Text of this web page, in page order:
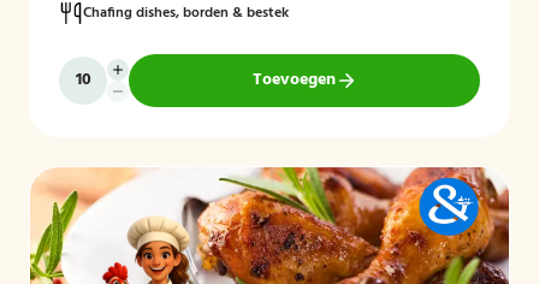
Chafing dishes, borden & bestek
Toevoegen